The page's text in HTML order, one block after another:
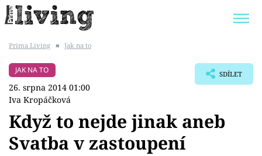
BYDLENÍ SLAVNÝCH
Témata
Prima Living ■ Jak na to
JAK NA TO
26. srpna 2014 01:00
Iva Kropáčková
SDÍLET
Když to nejde jinak aneb
Svatba v zastoupení